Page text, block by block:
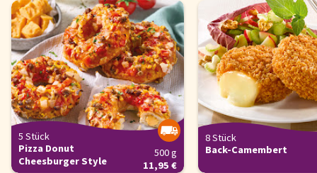
5 Stück
Pizza Donut
Cheesburger Style
500 g
11,95 €
8 Stück
Back-Camembert